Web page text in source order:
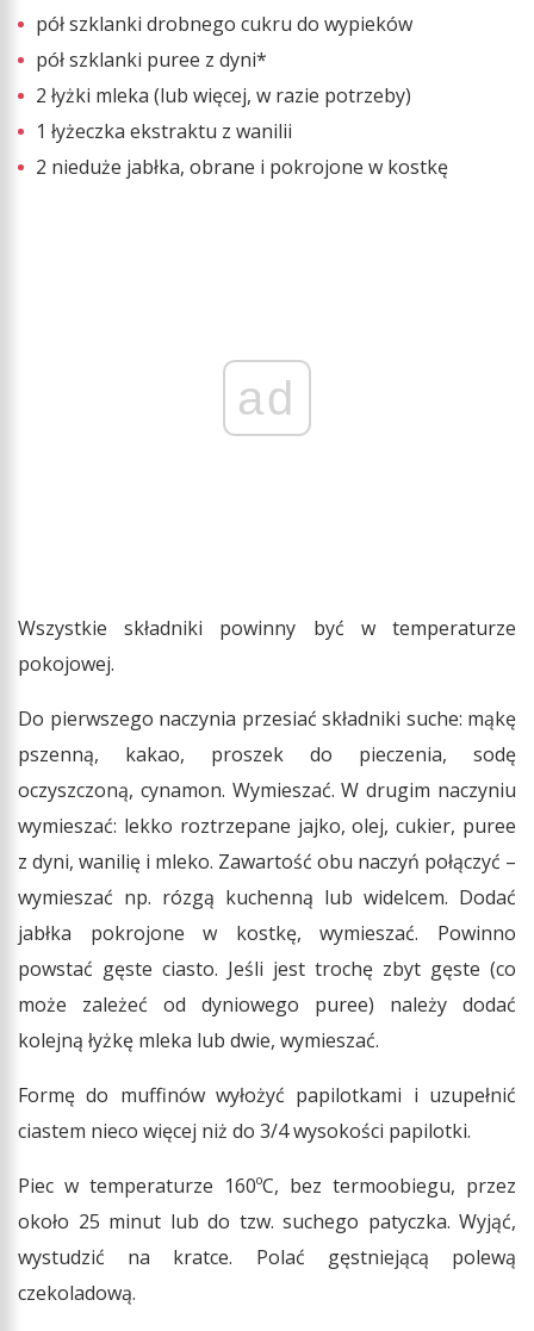
pół szklanki drobnego cukru do wypieków
pół szklanki puree z dyni*
2 łyżki mleka (lub więcej, w razie potrzeby)
1 łyżeczka ekstraktu z wanilii
2 nieduże jabłka, obrane i pokrojone w kostkę
ad
Wszystkie składniki powinny być w temperaturze
pokojowej.
Do pierwszego naczynia przesiać składniki suche: mąkę
pszenną, kakao, proszek do pieczenia, sodę
oczyszczoną, cynamon. Wymieszać. W drugim naczyniu
wymieszać: lekko roztrzepane jajko, olej, cukier, puree
z dyni, wanilię i mleko. Zawartość obu naczyń połączyć –
wymieszać np. rózgą kuchenną lub widelcem. Dodać
jabłka pokrojone w kostkę, wymieszać. Powinno
powstać gęste ciasto. Jeśli jest trochę zbyt gęste (co
może zależeć od dyniowego puree) należy dodać
kolejną łyżkę mleka lub dwie, wymieszać.
Formę do muffinów wyłożyć papilotkami i uzupełnić
ciastem nieco więcej niż do 3/4 wysokości papilotki.
Piec w temperaturze 160ºC, bez termoobiegu, przez
około 25 minut lub do tzw. suchego patyczka. Wyjąć,
wystudzić na kratce. Polać gęstniejącą polewą
czekoladową.